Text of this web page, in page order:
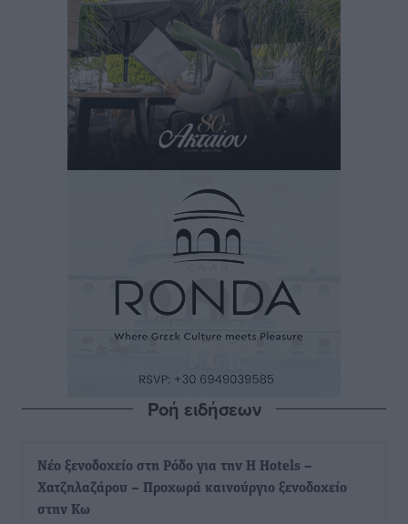
Ροή ειδήσεων
Νέο ξενοδοχείο στη Ρόδο για την H Hotels –
Χατζηλαζάρου – Προχωρά καινούργιο ξενοδοχείο
στην Κω